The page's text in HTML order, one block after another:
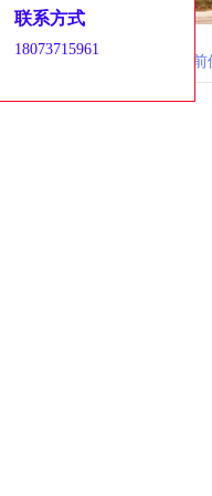
联系方式
18073715961
当